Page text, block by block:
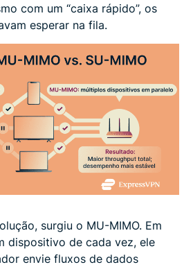
com um “caixa rápido”, os
esperar na fila.
surgiu o MU-MIMO. Em
dispositivo de cada vez, ele
envie fluxos de dados